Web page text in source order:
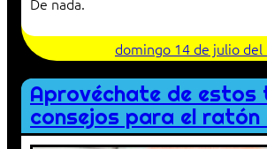
domingo 14 de julio del
Aprovéchate de estos
consejos para el ratón